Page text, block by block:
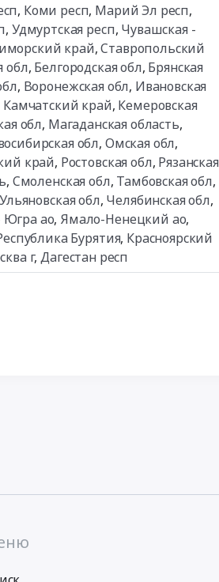
, Коми респ, Марий Эл респ,
, Удмуртская респ, Чувашская -
край,Ставропольский
обл, Белгородская обл, Брянская
, Воронежская обл, Ивановская
Камчатский край, Кемеровская
обл, Магаданская область,
обл, Омская обл,
край, Ростовская обл, Рязанская
, Смоленская обл, Тамбовская обл,
Ульяновская обл, Челябинская обл,
Югра ао, Ямало-Ненецкий ао,
Бурятия, Красноярский
г,Дагестан респ